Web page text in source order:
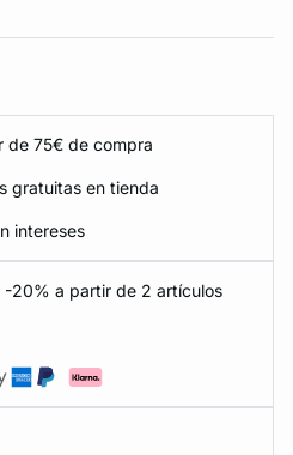
de 75€ de compra
gratuitas en tienda
intereses
-20% a partir de 2 artículos